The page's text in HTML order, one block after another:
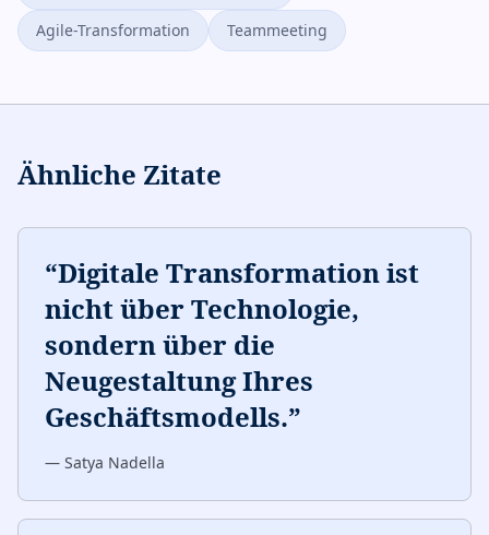
Agile-Transformation
Teammeeting
Ähnliche Zitate
“Digitale Transformation ist
nicht über Technologie,
sondern über die
Neugestaltung Ihres
Geschäftsmodells.”
— Satya Nadella